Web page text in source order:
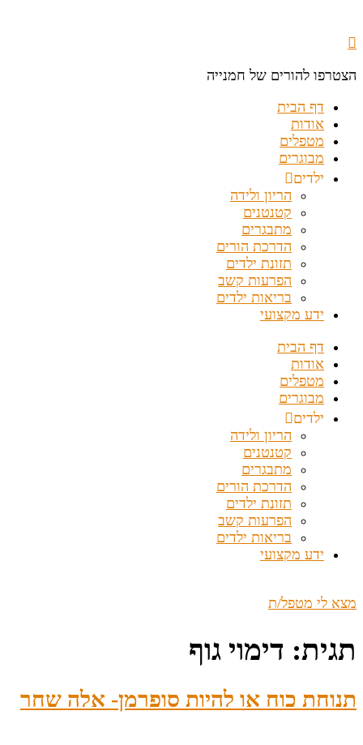
הצטרפו להורים של חמנייה
דף הבית
אודות
מטפלים
מבוגרים
ילדים
הריון ולידה
קטנטנים
מתבגרים
הדרכת הורים
תזונת ילדים
הפרעות קשב
בריאות ילדים
ידע מקצועי
דף הבית
אודות
מטפלים
מבוגרים
ילדים
הריון ולידה
קטנטנים
מתבגרים
הדרכת הורים
תזונת ילדים
הפרעות קשב
בריאות ילדים
ידע מקצועי
מצא לי מטפל/ת
תגית: דימוי גוף
תנוחת כוח או להיות סופרמן- אלה שחר